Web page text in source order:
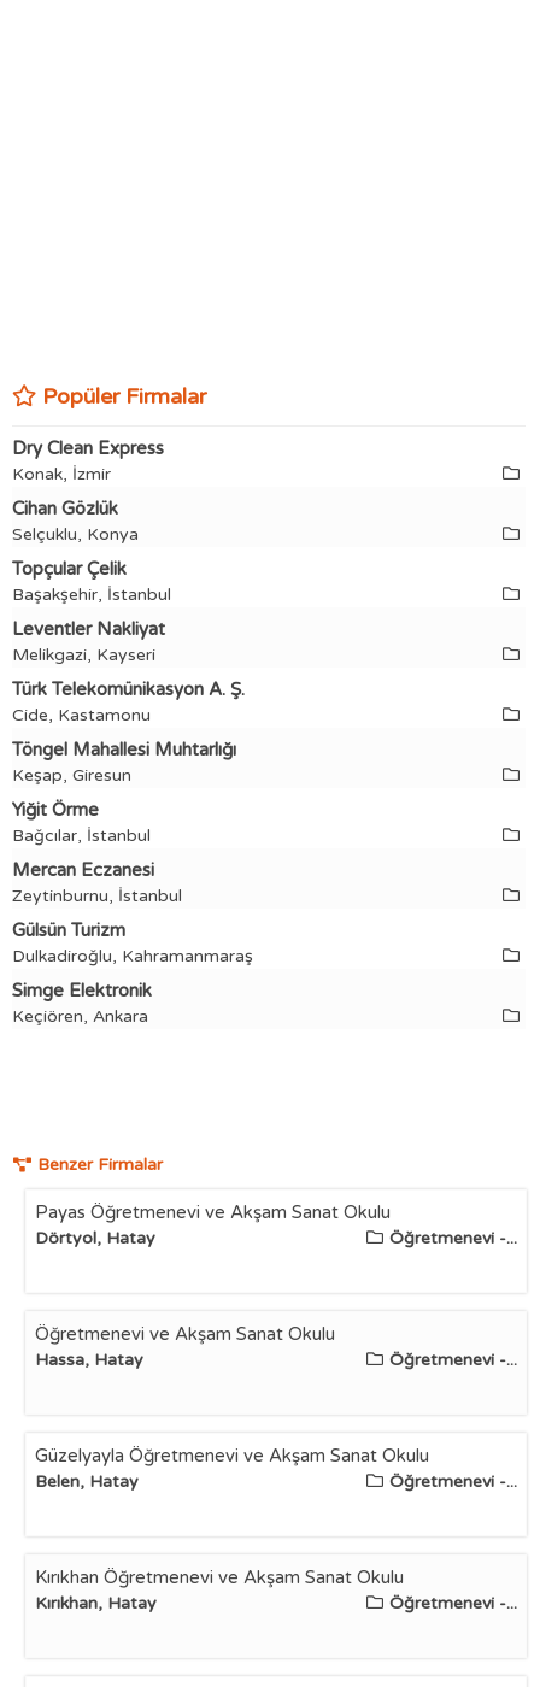
Popüler Firmalar
Dry Clean Express
Konak, İzmir
Cihan Gözlük
Selçuklu, Konya
Topçular Çelik
Başakşehir, İstanbul
Leventler Nakliyat
Melikgazi, Kayseri
Türk Telekomünikasyon A. Ş.
Cide, Kastamonu
Töngel Mahallesi Muhtarlığı
Keşap, Giresun
Yiğit Örme
Bağcılar, İstanbul
Mercan Eczanesi
Zeytinburnu, İstanbul
Gülsün Turizm
Dulkadiroğlu, Kahramanmaraş
Simge Elektronik
Keçiören, Ankara
Benzer Firmalar
Payas Öğretmenevi ve Akşam Sanat Okulu
Dörtyol, Hatay Öğretmenevi -...
Öğretmenevi ve Akşam Sanat Okulu
Hassa, Hatay Öğretmenevi -...
Güzelyayla Öğretmenevi ve Akşam Sanat Okulu
Belen, Hatay Öğretmenevi -...
Kırıkhan Öğretmenevi ve Akşam Sanat Okulu
Kırıkhan, Hatay Öğretmenevi -...